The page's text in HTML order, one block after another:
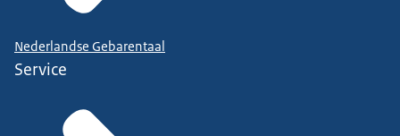
Nederlandse Gebarentaal
Service